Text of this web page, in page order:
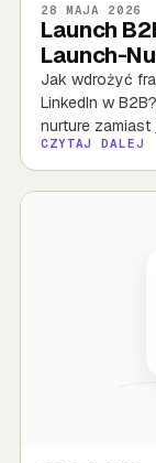
Launch
Launch-
28 MAJA 2026
Jak wdrożyć
LinkedIn w
nurture
CZYTAJ DALEJ